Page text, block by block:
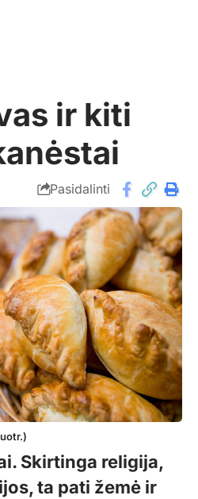
ir kiti
Pasidalinti
Skirtinga religija,
ta pati žemė ir